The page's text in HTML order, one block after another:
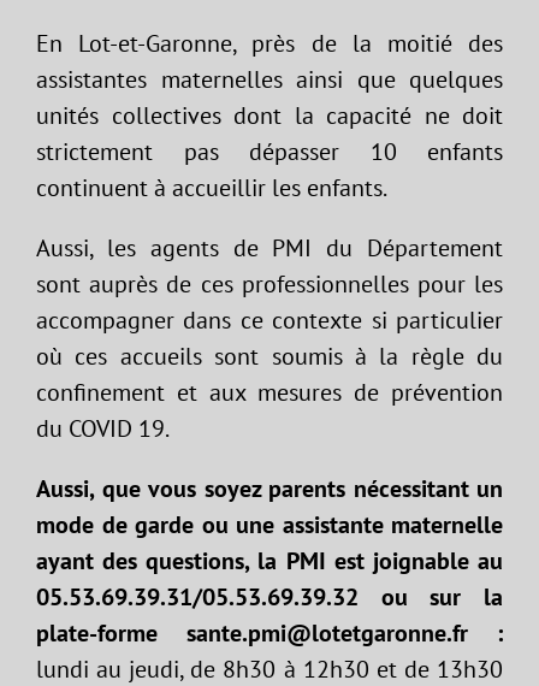
En Lot-et-Garonne, près de la moitié des
assistantes maternelles ainsi que quelques
unités collectives dont la capacité ne doit
strictement pas dépasser 10 enfants
continuent à accueillir les enfants.
Aussi, les agents de PMI du Département
sont auprès de ces professionnelles pour les
accompagner dans ce contexte si particulier
où ces accueils sont soumis à la règle du
confinement et aux mesures de prévention
du COVID 19.
Aussi, que vous soyez parents nécessitant un
mode de garde ou une assistante maternelle
ayant des questions, la PMI est joignable au
05.53.69.39.31/05.53.69.39.32 ou sur la
plate-forme sante.pmi@lotetgaronne.fr :
lundi au jeudi, de 8h30 à 12h30 et de 13h30